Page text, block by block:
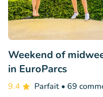
Weekend of
in EuroParcs
9.4 Parfait • 69